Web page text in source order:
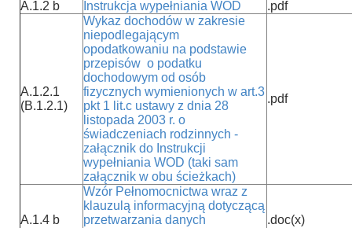
A.1.2 b Instrukcja wypełniania WOD .pdf
A.1.2.1
(B.1.2.1)
Wykaz dochodów w zakresie
niepodlegającym
opodatkowaniu na podstawie
przepisów o podatku
dochodowym od osób
fizycznych wymienionych w art.3
pkt 1 lit.c ustawy z dnia 28
listopada 2003 r. o
świadczeniach rodzinnych -
załącznik do Instrukcji
wypełniania WOD (taki sam
załącznik w obu ścieżkach)
.pdf
A.1.4 b
Wzór Pełnomocnictwa wraz z
klauzulą informacyjną dotyczącą
przetwarzania danych
.doc(x)